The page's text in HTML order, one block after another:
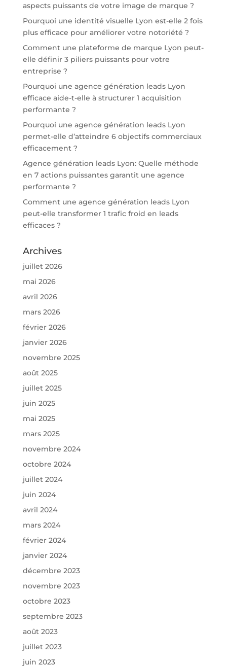
aspects puissants de votre image de marque ?
Pourquoi une identité visuelle Lyon est-elle 2 fois
plus efficace pour améliorer votre notoriété ?
Comment une plateforme de marque Lyon peut-
elle définir 3 piliers puissants pour votre
entreprise ?
Pourquoi une agence génération leads Lyon
efficace aide-t-elle à structurer 1 acquisition
performante ?
Pourquoi une agence génération leads Lyon
permet-elle d’atteindre 6 objectifs commerciaux
efficacement ?
Agence génération leads Lyon: Quelle méthode
en 7 actions puissantes garantit une agence
performante ?
Comment une agence génération leads Lyon
peut-elle transformer 1 trafic froid en leads
efficaces ?
Archives
juillet 2026
mai 2026
avril 2026
mars 2026
février 2026
janvier 2026
novembre 2025
août 2025
juillet 2025
juin 2025
mai 2025
mars 2025
novembre 2024
octobre 2024
juillet 2024
juin 2024
avril 2024
mars 2024
février 2024
janvier 2024
décembre 2023
novembre 2023
octobre 2023
septembre 2023
août 2023
juillet 2023
juin 2023